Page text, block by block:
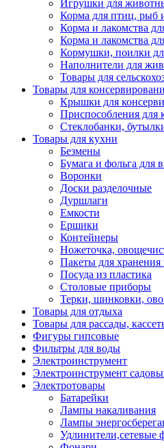
Игрушки для
Корма для птиц, рыб
Корма и лакомства
Корма и лакомства
Кормушки, поилки
Наполнители для
Товары для
Товары для
Крышки для
Приспособления для
Стеклобанки,
Товары для кухни
Безмены
Бумага и фольга для
Воронки
Доски разделочные
Дуршлаги
Емкости
Ершики
Контейнеры
Ножеточка,
Пакеты для хранения
Посуда из пластика
Столовые приборы
Терки, шинковки,
Товары для отдыха
Товары для рассады,
Фигуры гипсовые
Фильтры для воды
Электроинструмент
Электроинструмент
Электротовары
Батарейки
Лампы накаливания
Лампы
Удлинители,сетевые